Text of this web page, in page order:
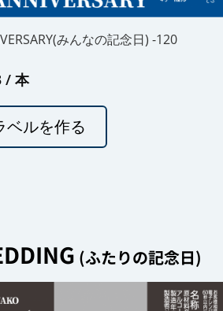
みんなの記念日) -120
/ 本
ベルを作る
(ふたりの記念日)